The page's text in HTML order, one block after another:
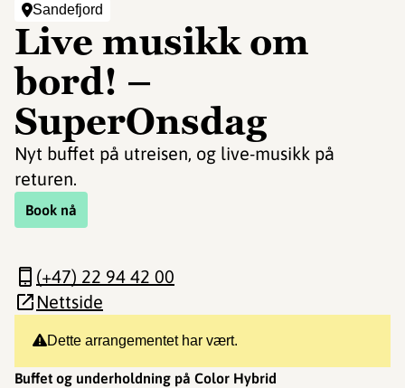
Sandefjord
Live musikk om
bord! –
SuperOnsdag
Nyt buffet på utreisen, og live-musikk på
returen.
Book nå
Dette arrangementet har vært.
Buffet og underholdning på Color Hybrid
(+47) 22 94 42 00
Nettside